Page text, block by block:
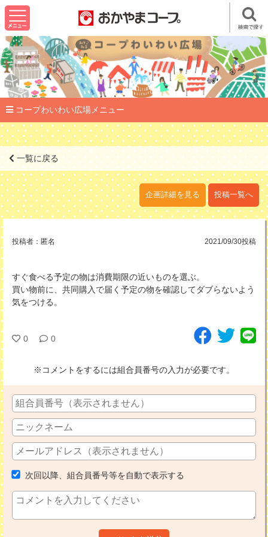
コープわいわい広場メニュー
一覧に戻る
企画詳細を見る 投稿一覧へ
投稿者： 匿名 2021/09/30投稿
すぐ食べる予定の物は消費期限の近いものを選ぶ。
買い物前に、共同購入で届く予定の物を確認してダブらないよう
気をつける。
0 0
※コメントをするには組合員番号の入力が必要です。
次回以降、組合員番号等を自動で表示する